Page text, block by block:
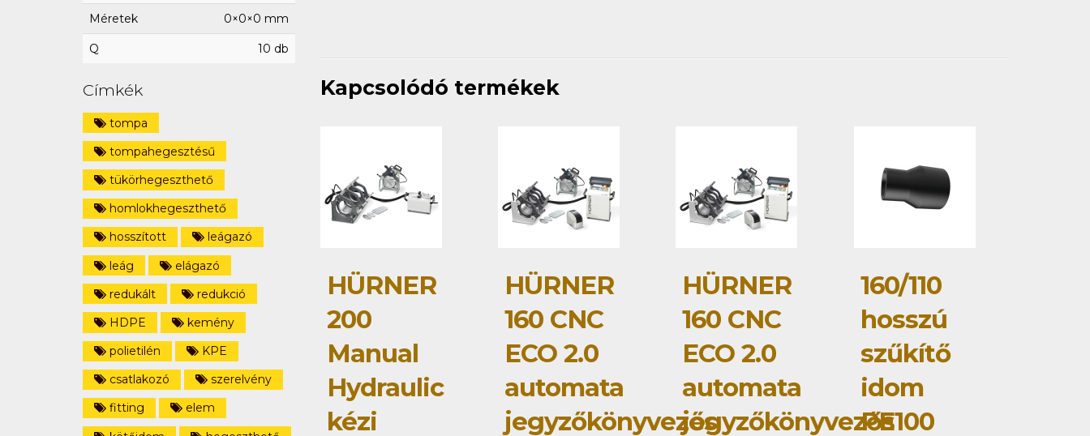
Méretek 0×0×0 mm
Q 10 db
Címkék
tompa
tompahegesztésű
tükörhegeszthető
homlokhegeszthető
hosszított
leágazó
leág
elágazó
redukált
redukció
HDPE
kemény
polietilén
KPE
csatlakozó
szerelvény
fitting
elem
Kapcsolódó termékek
HÜRNER
200
Manual
Hydraulic
kézi
HÜRNER
160 CNC
ECO 2.0
automata
jegyzőkönyvezős
HÜRNER
160 CNC
ECO 2.0
automata
jegyzőkönyvezős
160/110
hosszú
szűkítő
idom
PE100